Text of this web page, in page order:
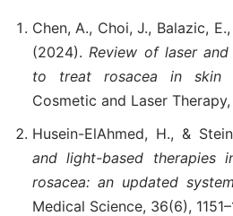
Chen, A., Choi, J., Balazic,
(2024).Review of laser
to treat rosacea in skin
Cosmetic and Laser
Husein-ElAhmed, H., &
and light-based therapies
rosacea: an updated
Medical Science, 36(6),